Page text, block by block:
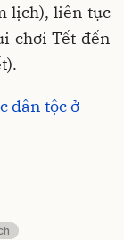
lịch), liên tục
chơi Tết đến
dân tộc ở